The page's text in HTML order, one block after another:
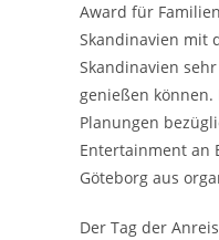
Award für
Skandinavien mit
Skandinavien
genießen
Planungen
Entertainment an
Göteborg aus
Der Tag der